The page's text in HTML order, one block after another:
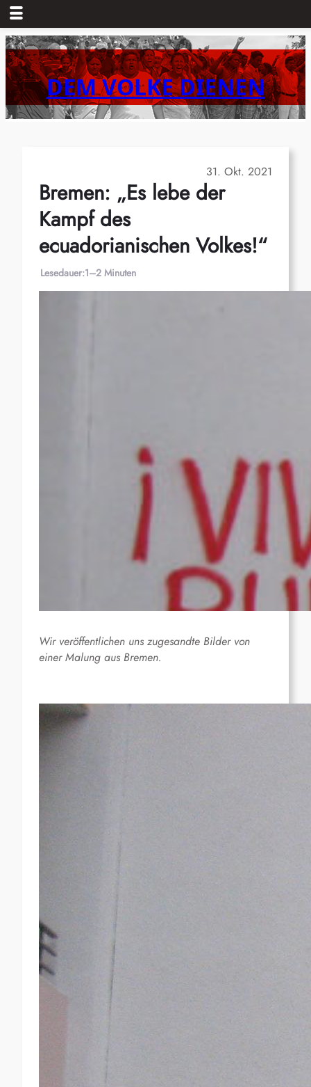
Zum
Inhalt
springenDEM VOLKE DIENEN
31. Okt. 2021
Bremen: „Es lebe der
Kampf des
ecuadorianischen Volkes!“
Lesedauer:1–2 Minuten
Wir veröffentlichen uns zugesandte Bilder von
einer Malung aus Bremen.